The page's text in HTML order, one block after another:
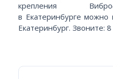
крепления
в Екатеринбурге можно
Екатеринбург. Звоните: